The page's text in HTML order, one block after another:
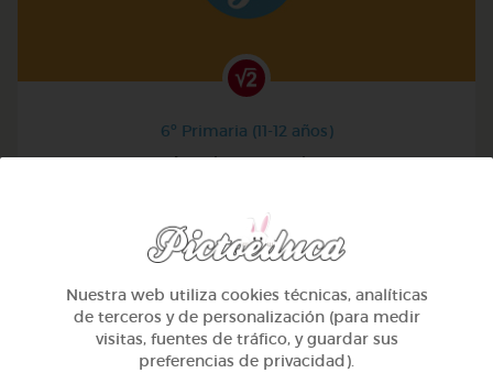
6º Primaria (11-12 años)
Anterior y posterior
@Ivanna22
Nuestra web utiliza cookies técnicas, analíticas
de terceros y de personalización (para medir
visitas, fuentes de tráfico, y guardar sus
preferencias de privacidad).